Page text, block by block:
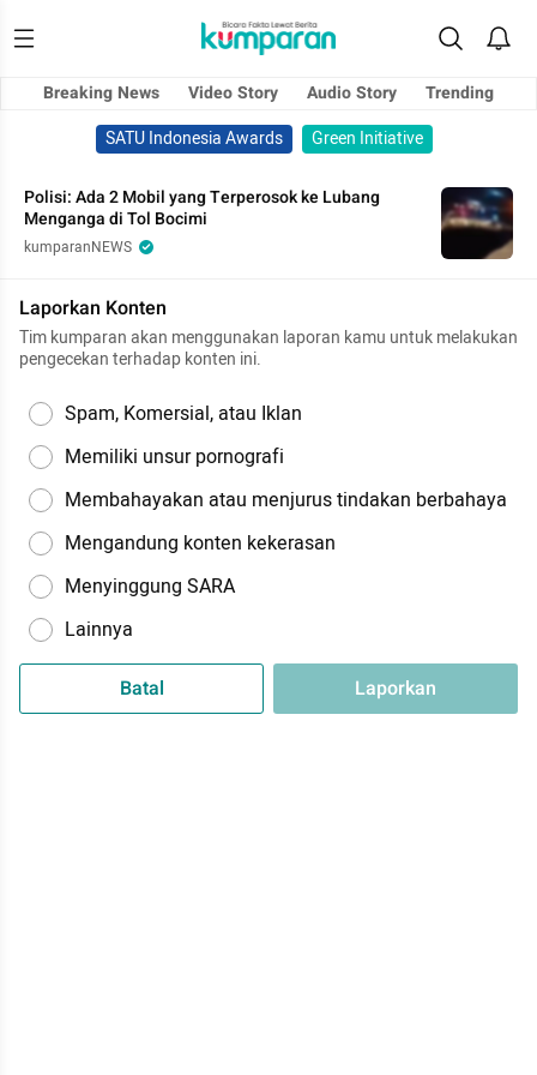
Breaking News Video Story Audio Story
Trending
SATU Indonesia Awards
Green Initiative
Polisi: Ada 2 Mobil yang Terperosok ke Lubang
Menganga di Tol Bocimi
kumparanNEWS
Laporkan Konten
Tim kumparan akan menggunakan laporan kamu untuk melakukan
pengecekan terhadap konten ini.
Spam, Komersial, atau Iklan
Memiliki unsur pornografi
Membahayakan atau menjurus tindakan berbahaya
Mengandung konten kekerasan
Menyinggung SARA
Lainnya
Batal Laporkan